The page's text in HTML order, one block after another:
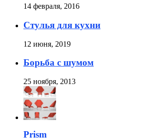
14 февраля, 2016
Стулья для кухни
12 июня, 2019
Борьба с шумом
25 ноября, 2013
Prism